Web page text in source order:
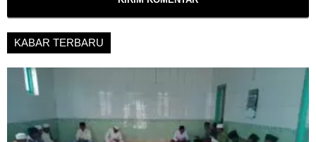
KABAR TERBARU